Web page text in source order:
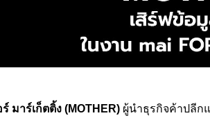
มาร์เก็ตติ้ง (MOTHER) ผู้นำธุรกิจค้าปลีก